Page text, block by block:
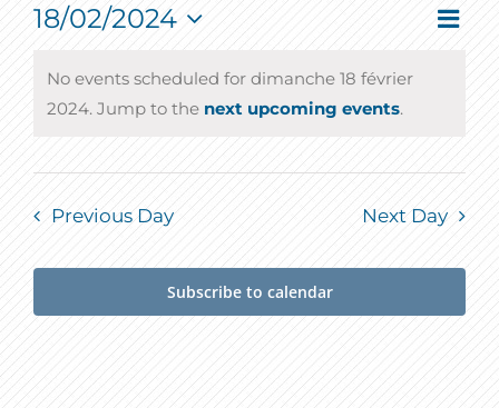
Event
Jour
18/02/2024
Select
date.
No events scheduled for dimanche 18 février
2024. Jump to the next upcoming events.
Previous Day Next Day
Subscribe to calendar